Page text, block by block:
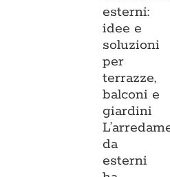
esterni:
idee e
soluzioni
per
terrazze,
balconi e
giardini
da
esterni